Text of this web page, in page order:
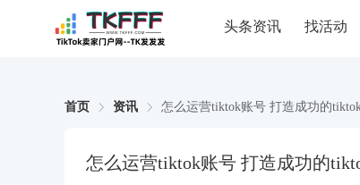
头条资讯 找活动
首页 资讯 怎么运营tiktok账号 打造成功的
怎么运营tiktok账号 打造成功的